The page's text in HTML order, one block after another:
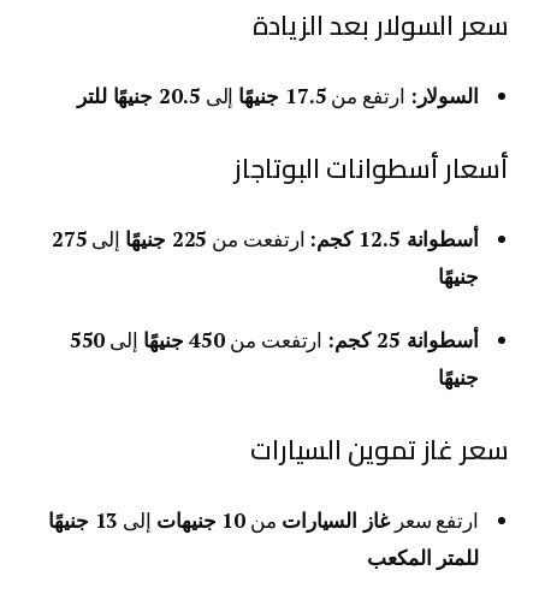
سعر السولار بعد الزيادة
السولار: ارتفع من 17.5 جنيهًا إلى 20.5 جنيهًا للتر
أسعار أسطوانات البوتاجاز
أسطوانة 12.5 كجم: ارتفعت من 225 جنيهًا إلى 275
جنيهًا
أسطوانة 25 كجم: ارتفعت من 450 جنيهًا إلى 550
جنيهًا
سعر غاز تموين السيارات
ارتفع سعرغاز السيارات من 10 جنيهات إلى
13 جنيهًا
للمتر المكعب